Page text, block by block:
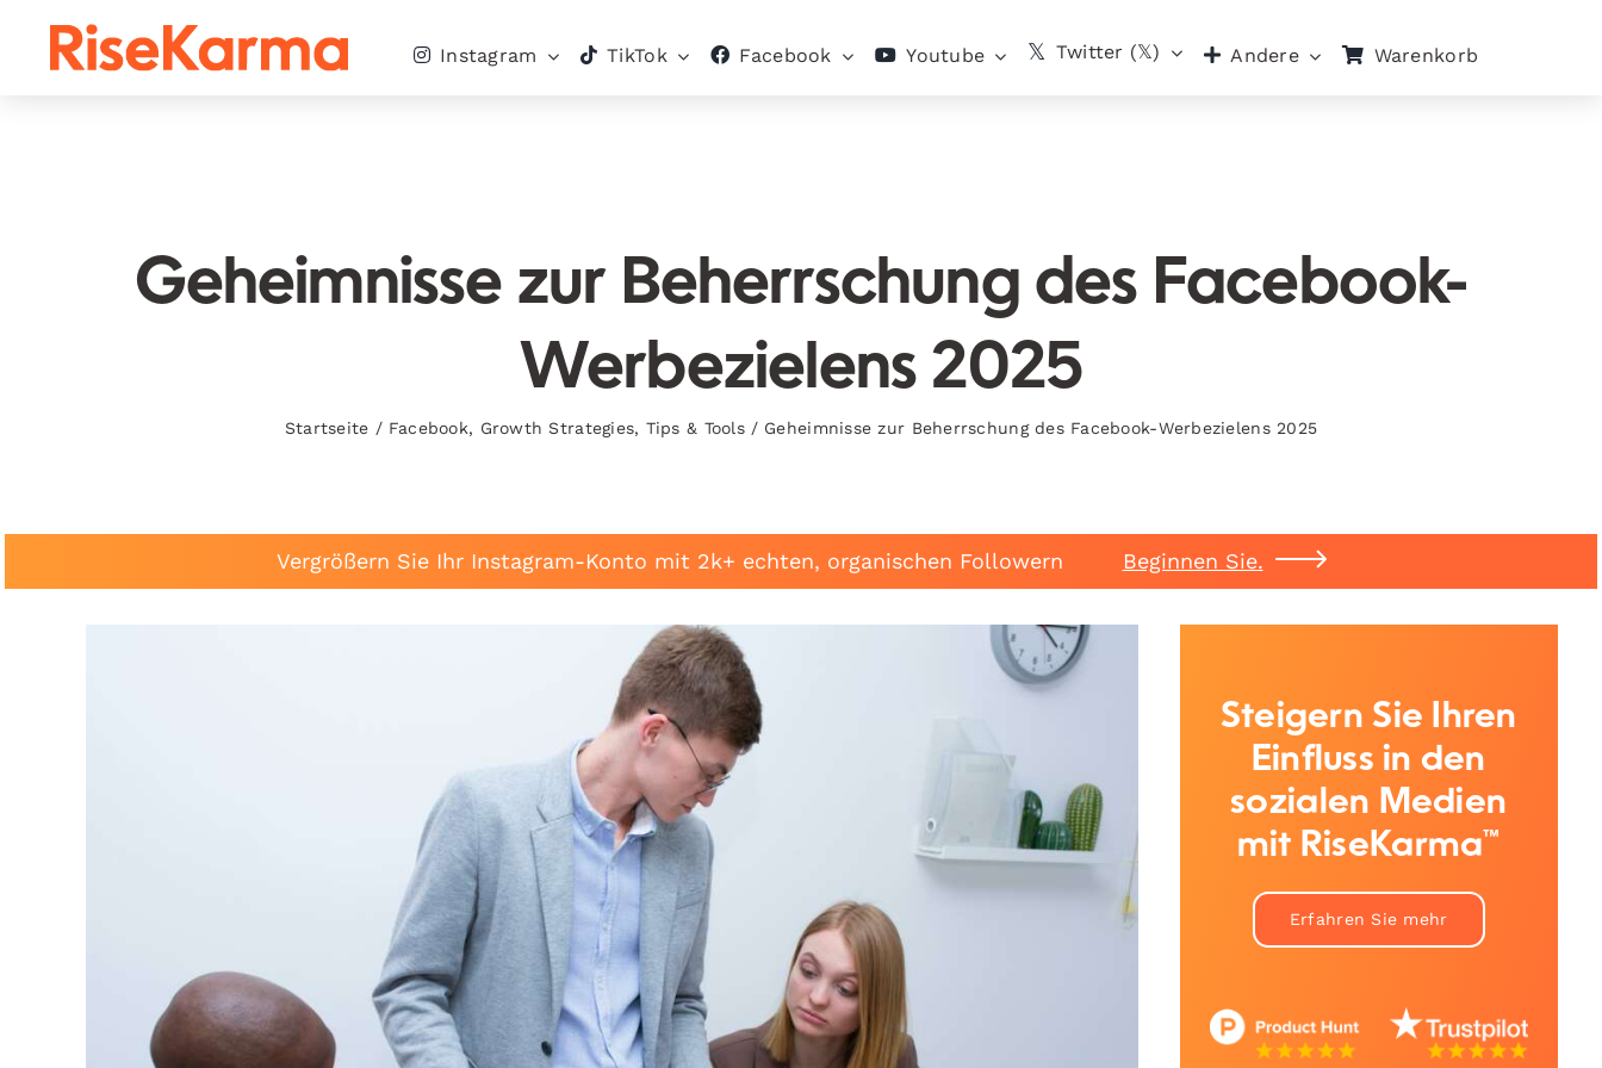
Instagram TikTok Facebook Youtube Twitter (𝕏) Andere Warenkorb
Geheimnisse zur Beherrschung des Facebook-
Werbezielens 2025
Startseite / Facebook, Growth Strategies, Tips & Tools / Geheimnisse zur Beherrschung des Facebook-Werbezielens 2025
Vergrößern Sie Ihr Instagram-Konto mit 2k+ echten, organischen Followern Beginnen Sie.
Steigern Sie Ihren
Einfluss in den
sozialen Medien
mit RiseKarma™
Erfahren Sie mehr